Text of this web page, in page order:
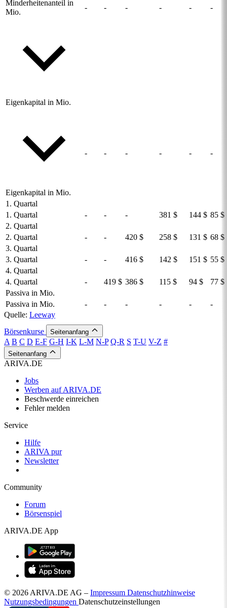
Minderheitenanteil in
Mio.
- - - - - -
Eigenkapital in Mio.
Eigenkapital in Mio.
- - - - - -
1. Quartal
1. Quartal
- - - 381 $ 144 $ 85 $
2. Quartal
2. Quartal
- - 420 $ 258 $ 131 $ 68 $
3. Quartal
3. Quartal
- - 416 $ 142 $ 151 $ 55 $
4. Quartal
4. Quartal
- 419 $ 386 $ 115 $ 94 $
77 $
Passiva in Mio.
Passiva in Mio.
- - - - -
-
Quelle: Leeway
Börsenkurse
Seitenanfang
A B C D E-F G-H I-K L-M N-P Q-R S T-U V-Z #
Seitenanfang
ARIVA.DE
Jobs
Werben auf ARIVA.DE
Beschwerde einreichen
Fehler melden
Service
Hilfe
ARIVA pur
Newsletter
Community
Forum
Börsenspiel
ARIVA.DE App
© 2026 ARIVA.DE AG – Impressum Datenschutzhinweise
Nutzungsbedingungen Datenschutzeinstellungen